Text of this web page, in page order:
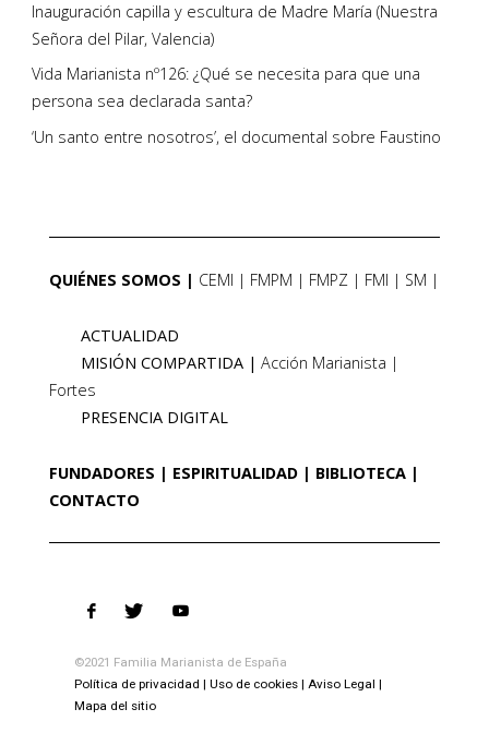
Inauguración capilla y escultura de Madre María (Nuestra
Señora del Pilar, Valencia)
Vida Marianista nº126: ¿Qué se necesita para que una
persona sea declarada santa?
‘Un santo entre nosotros’, el documental sobre Faustino
QUIÉNES SOMOS CEMI FMPM FMPZ FMI SM
ACTUALIDAD
MISIÓN COMPARTIDA
Acción Marianista
Fortes
PRESENCIA DIGITAL
FUNDADORES ESPIRITUALIDAD
BIBLIOTECA
CONTACTO
©2021 Familia Marianista de España
Política de privacidad
Uso de cookies
Aviso Legal
Mapa del sitio